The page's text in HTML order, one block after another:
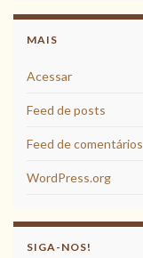
MAIS
Acessar
Feed de posts
Feed de comentários
WordPress.org
SIGA-NOS!